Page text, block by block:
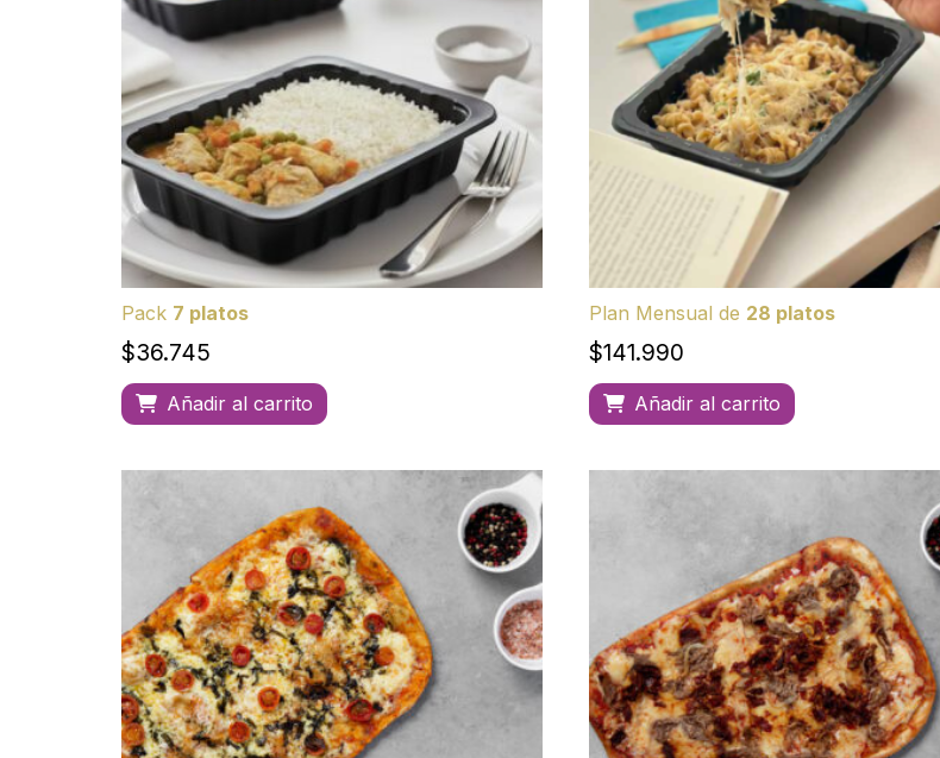
Pack 7 platos
$36.745
Añadir al carrito
Plan Mensual de 28 platos
$141.990
Añadir al carrito